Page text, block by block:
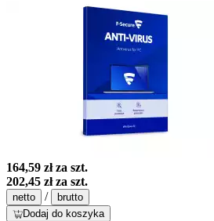
164,59 złza szt.
202,45 złza szt.
netto /
brutto
Dodaj do koszyka